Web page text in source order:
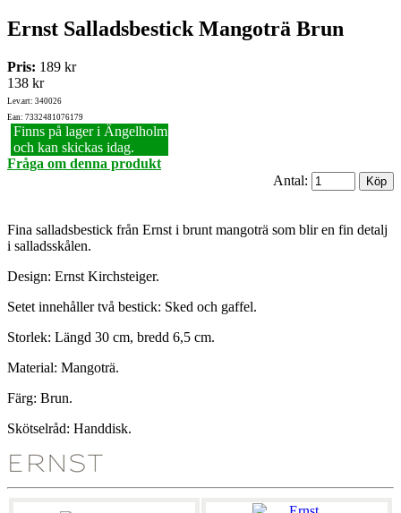
Ernst Salladsbestick Mangoträ Brun
Pris: 189 kr
138 kr
Lev.art: 340026
Ean: 7332481076179
Finns på lager i Ängelholm
och kan skickas idag.
Fråga om denna produkt
Antal:
Fina salladsbestick från Ernst i brunt mangoträ som blir en fin detalj
i salladsskålen.
Design: Ernst Kirchsteiger.
Setet innehåller två bestick: Sked och gaffel.
Storlek: Längd 30 cm, bredd 6,5 cm.
Material: Mangoträ.
Färg: Brun.
Skötselråd: Handdisk.